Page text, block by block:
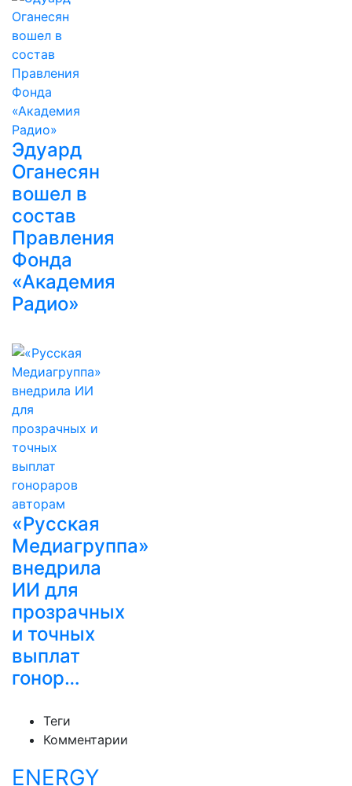
Эдуард
Оганесян
вошел в
состав
Правления
Фонда
«Академия
Радио»
«Русская
Медиагруппа»
внедрила
ИИ для
прозрачных
и точных
выплат
гонор…
Теги
Комментарии
ENERGY